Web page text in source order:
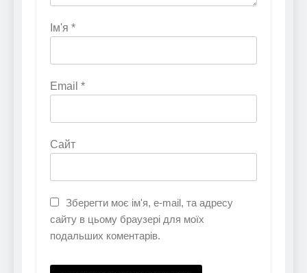
Ім'я *
Email *
Сайт
Зберегти моє ім'я, e-mail, та адресу
сайту в цьому браузері для моїх
подальших коментарів.